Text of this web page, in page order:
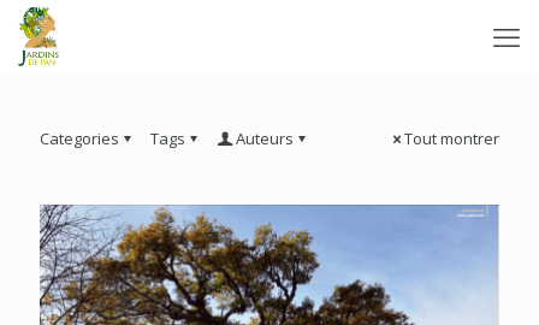
Categories Tags Auteurs Tout montrer